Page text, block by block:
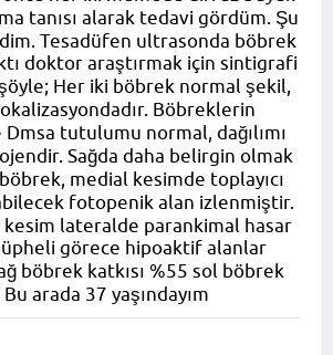
tanısı alarak tedavi gördüm. Şu
Tesadüfen ultrasonda böbrek
doktor araştırmak için sintigrafi
Her iki böbrek normal şekil,
Böbreklerin
tutulumu normal, dağılımı
Sağda daha belirgin olmak
medial kesimde toplayıcı
fotopenik alan izlenmiştir.
lateralde parankimal hasar
görece hipoaktif alanlar
böbrek katkısı %55 sol böbrek
arada 37 yaşındayım